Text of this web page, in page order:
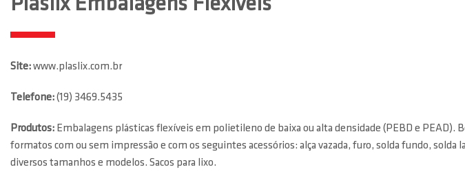
Plaslix Embalagens Flexíveis
Site:www.plaslix.com.br
Telefone:(19) 3469.5435
Produtos: Embalagens plásticas flexíveis em polietileno de baixa ou alta densidade (PEBD e
formatos com ou sem impressão e com os seguintes acessórios: alça vazada, furo, solda fundo,
diversos tamanhos e modelos. Sacos para lixo.